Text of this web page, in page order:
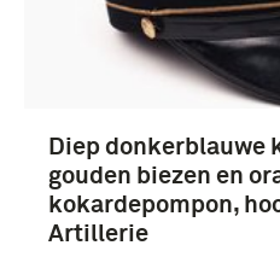
Diep donkerblauwe
gouden biezen en
kokardepompon,
Artillerie